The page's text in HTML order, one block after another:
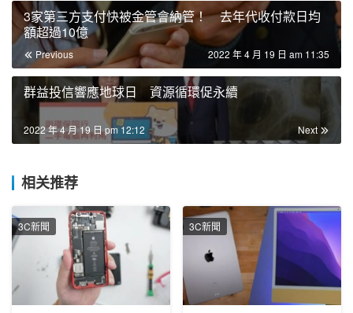
3家第三方支付快被金管會納管！ 去年代收付款日均
額超過10億
Previous 2022 年 4 月 19 日 am 11:35
群益投信響應地球日 資源循環促永續
Next
2022 年 4 月 19 日 pm 12:12
相关推荐
3C新聞 3C新聞